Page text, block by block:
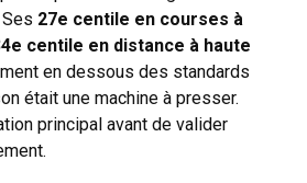
27e centile en courses à
centile en distance à haute
en dessous des standards
était une machine à presser.
principal avant de valider